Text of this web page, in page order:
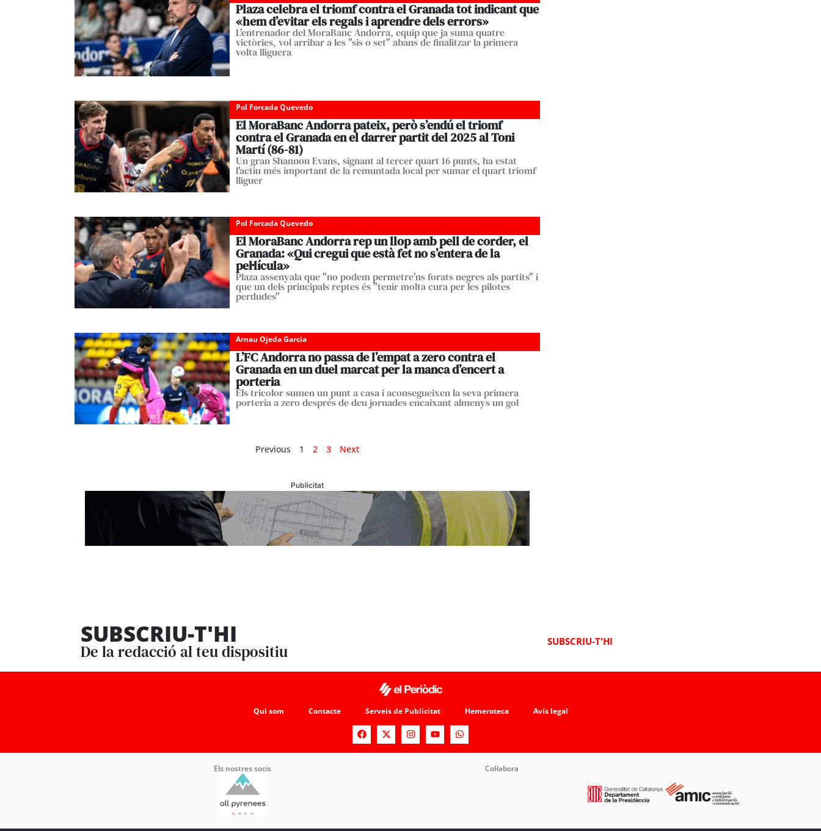
Plaza celebra el triomf contra el Granada tot indicant que
«hem d’evitar els regals i aprendre dels errors»
L'entrenador del MoraBanc Andorra, equip que ja suma quatre
victòries, vol arribar a les "sis o set" abans de finalitzar la primera
volta lliguera
Pol Forcada Quevedo
El MoraBanc Andorra pateix, però s’endú el triomf
contra el Granada en el darrer partit del 2025 al Toni
Martí (86-81)
Un gran Shannon Evans, signant al tercer quart 16 punts, ha estat
l'actiu més important de la remuntada local per sumar el quart triomf
lliguer
Pol Forcada Quevedo
El MoraBanc Andorra rep un llop amb pell de corder, el
Granada: «Qui cregui que està fet no s’entera de la
pel·lícula»
Plaza assenyala que "no podem permetre'ns forats negres als partits" i
que un dels principals reptes és "tenir molta cura per les pilotes
perdudes"
Arnau Ojeda Garcia
L’FC Andorra no passa de l’empat a zero contra el
Granada en un duel marcat per la manca d’encert a
porteria
Els tricolor sumen un punt a casa i aconsegueixen la seva primera
porteria a zero després de deu jornades encaixant almenys un gol
Previous 1 2 3 Next
Publicitat
SUBSCRIU-T'HI
De la redacció al teu dispositiu
SUBSCRIU-T'HI
Qui som Contacte Serveis de Publicitat Hemeroteca Avís legal
Els nostres socis Col·labora